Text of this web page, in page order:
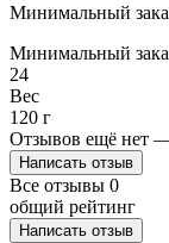
Минимальный
Минимальный
24
Вес
120 г
Отзывов ещё нет
Написать отзыв
Все отзывы 0
общий рейтинг
Написать отзыв